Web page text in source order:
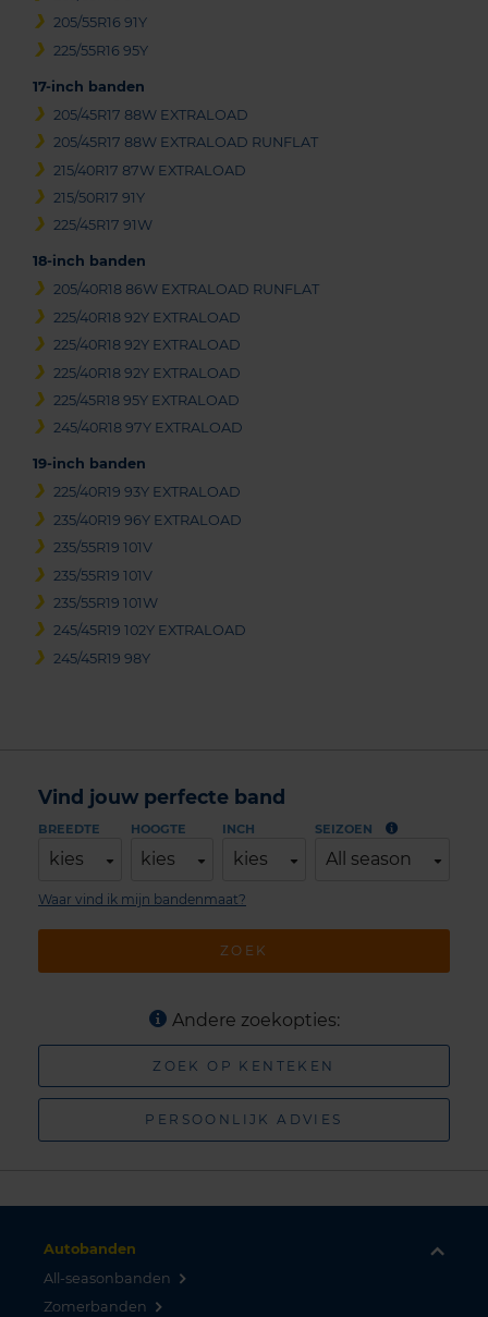
205/55R16 91Y
225/55R16 95Y
17-inch banden
205/45R17 88W EXTRALOAD
205/45R17 88W EXTRALOAD RUNFLAT
215/40R17 87W EXTRALOAD
215/50R17 91Y
225/45R17 91W
18-inch banden
205/40R18 86W EXTRALOAD RUNFLAT
225/40R18 92Y EXTRALOAD
225/40R18 92Y EXTRALOAD
225/40R18 92Y EXTRALOAD
225/45R18 95Y EXTRALOAD
245/40R18 97Y EXTRALOAD
19-inch banden
225/40R19 93Y EXTRALOAD
235/40R19 96Y EXTRALOAD
235/55R19 101V
235/55R19 101V
235/55R19 101W
245/45R19 102Y EXTRALOAD
245/45R19 98Y
Vind jouw perfecte band
BREEDTE
kies
HOOGTE
kies
INCH
kies
SEIZOEN
All season
ZOEK
Waar vind ik mijn bandenmaat?
Andere zoekopties:
ZOEK OP KENTEKEN
PERSOONLIJK ADVIES
Autobanden
All-seasonbanden
Zomerbanden